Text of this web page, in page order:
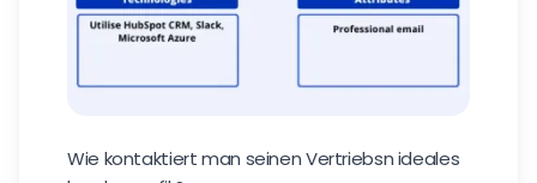
Wie kontaktiert man seinen Vertriebsn ideales